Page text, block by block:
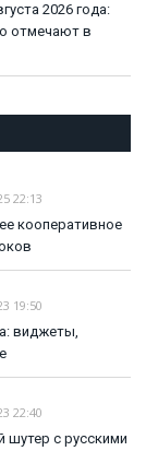
2026 года:
отмечают в
22:13
кооперативное
19:50
виджеты,
22:40
шутер с русскими